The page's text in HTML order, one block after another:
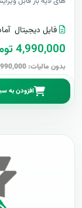
فایل دیجیتال
4,990,000 تومان
بدون مالیات: 4,990,000 تومان
افزودن به